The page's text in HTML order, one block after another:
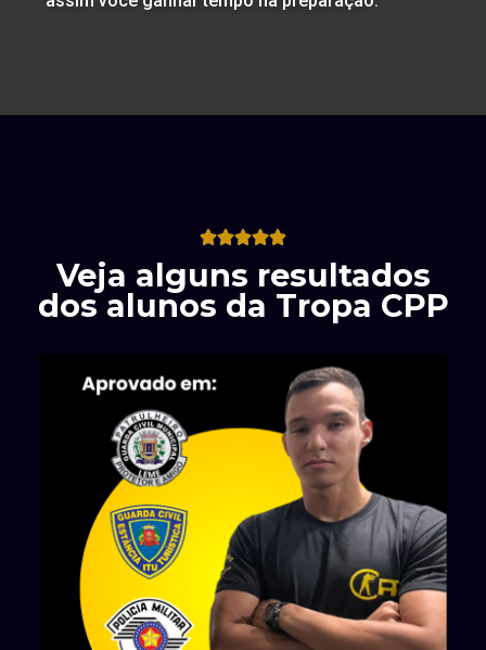

Veja alguns resultados
dos alunos da Tropa CPP